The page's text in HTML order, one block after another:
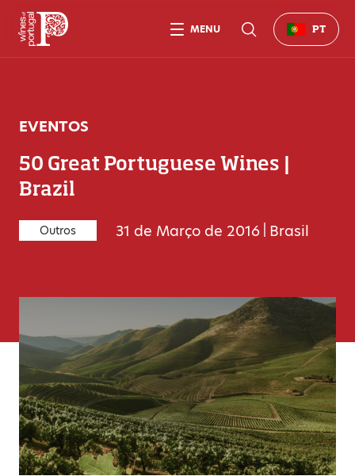
EVENTOS
50 Great Portuguese Wines |
Brazil
Outros 31 de Março de 2016 Brasil
MENU PT